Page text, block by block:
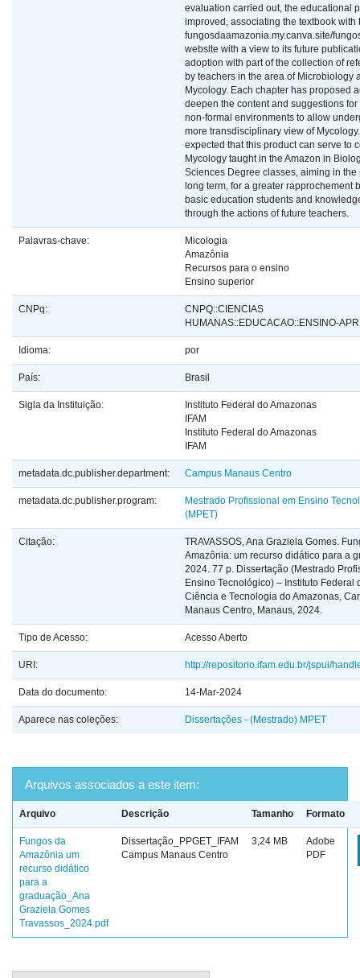
evaluation carried out, the educational
improved, associating the textbook with
fungosdaamazonia.my.canva.site/
website with a view to its future
adoption with part of the collection of
by teachers in the area of Microbiology
Mycology. Each chapter has proposed
deepen the content and suggestions
non-formal environments to allow
more transdisciplinary view of
expected that this product can serve to
Mycology taught in the Amazon in
Sciences Degree classes, aiming in the
long term, for a greater rapprochement
basic education students and
through the actions of future teachers.
Palavras-chave:
Micologia
Amazônia
Recursos para o ensino
Ensino superior
CNPq:
CNPQ::CIENCIAS
HUMANAS::EDUCACAO::ENSINO-
Idioma: por
País: Brasil
Sigla da Instituição:
Instituto Federal do Amazonas
IFAM
Instituto Federal do Amazonas
IFAM
metadata.dc.publisher.department: Campus Manaus Centro
metadata.dc.publisher.program:
Mestrado Profissional em Ensino
(MPET)
Citação:
TRAVASSOS, Ana Graziela Gomes.
Amazônia: um recurso didático para a
2024. 77 p. Dissertação (Mestrado
Ensino Tecnológico) – Instituto Federal
Ciência e Tecnologia do Amazonas,
Manaus Centro, Manaus, 2024.
Tipo de Acesso: Acesso Aberto
URI: http://repositorio.ifam.edu.br/jspui/
Data do documento: 14-Mar-2024
Aparece nas coleções: Dissertações - (Mestrado) MPET
Arquivos associados a este item:
Arquivo Descrição Tamanho Formato
Fungos da
Amazônia um
recurso didático
para a
graduação_Ana
Graziela Gomes
Travassos_2024.pdf
Dissertação_PPGET_IFAM
Campus Manaus Centro
3,24 MB
Adobe
PDF